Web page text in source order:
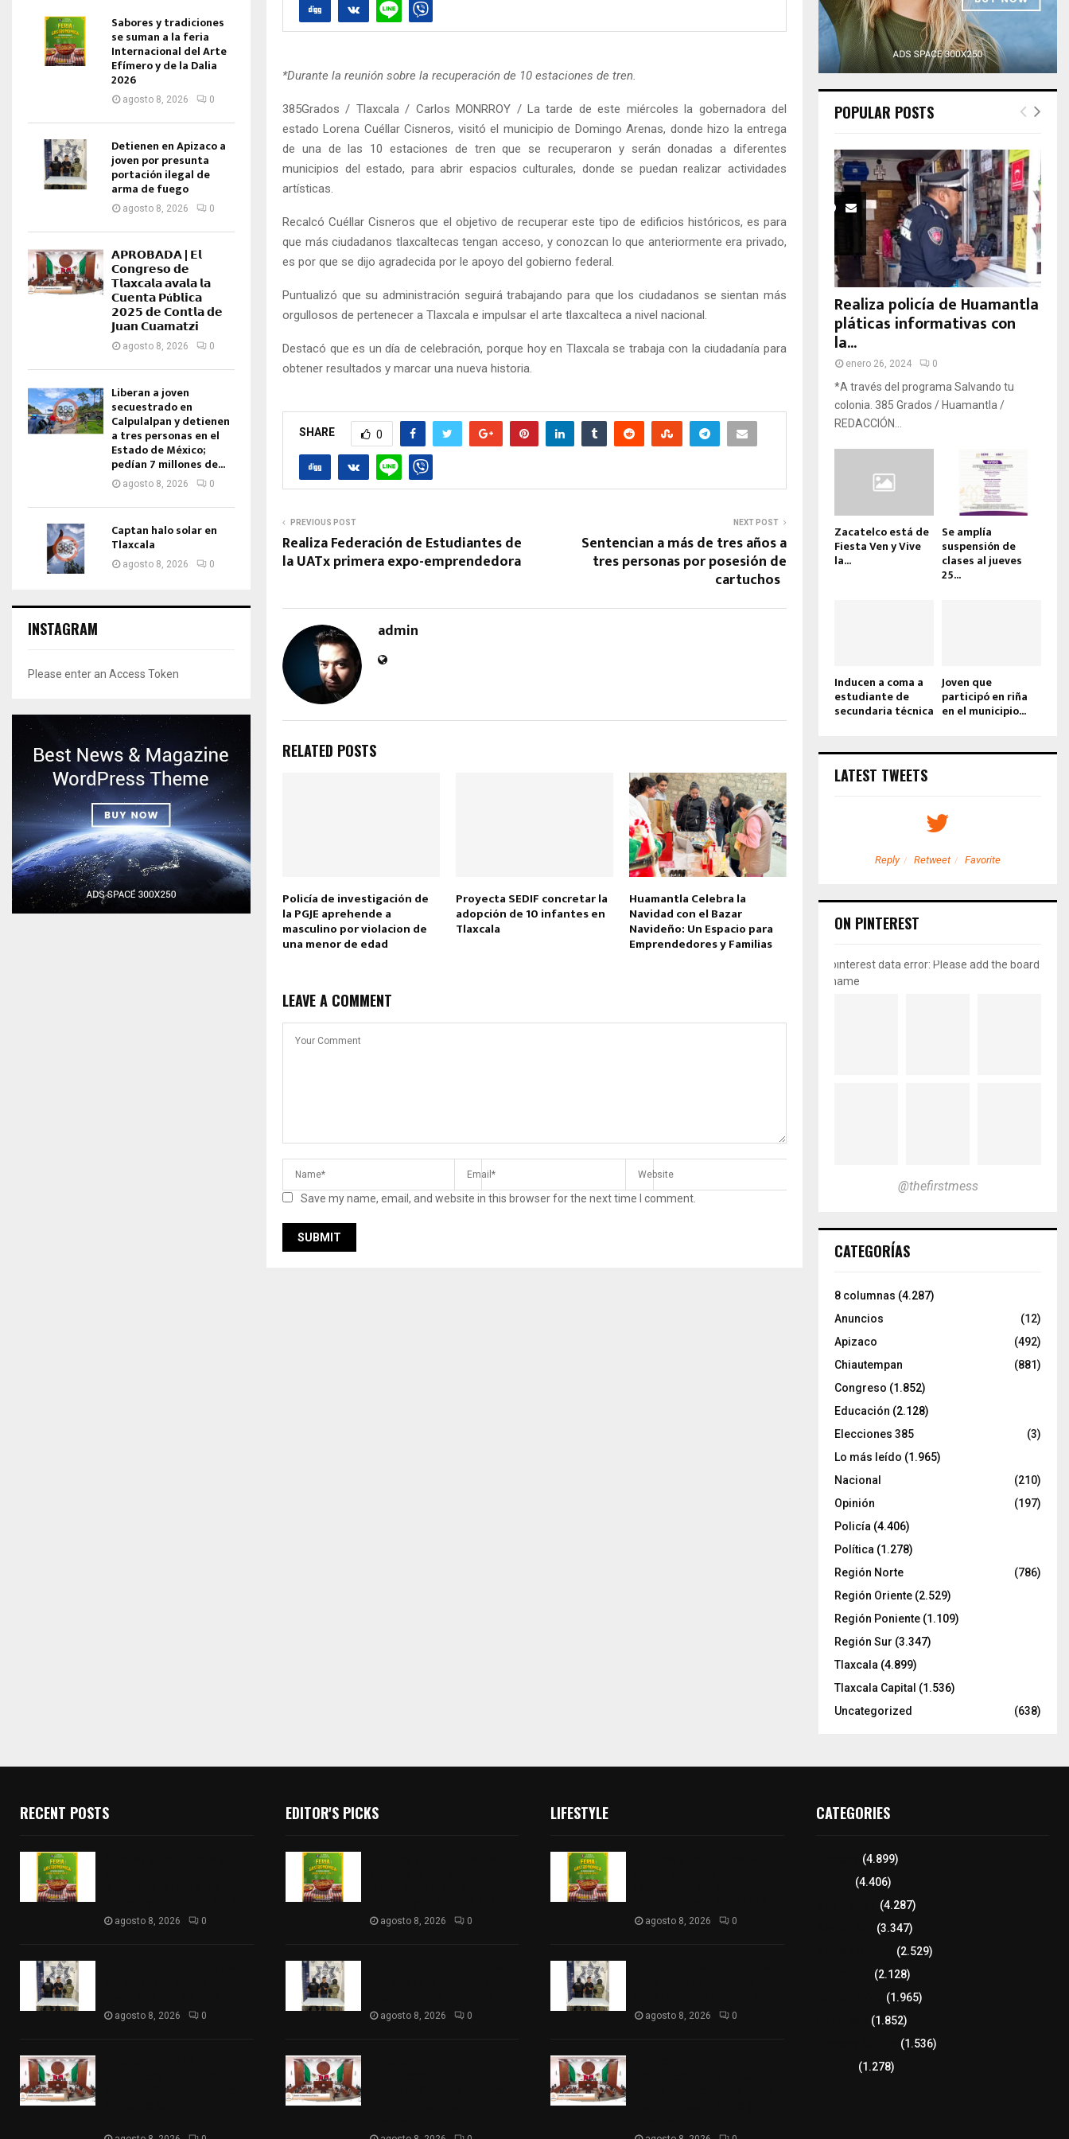
*Durante la reunión sobre la recuperación de 10 estaciones de tren.
385Grados / Tlaxcala / Carlos MONRROY / La tarde de este miércoles la gobernadora del
estado Lorena Cuéllar Cisneros, visitó el municipio de Domingo Arenas, donde hizo la entrega
de una de las 10 estaciones de tren que se recuperaron y serán donadas a diferentes
municipios del estado, para abrir espacios culturales, donde se puedan realizar actividades
artísticas.
Recalcó Cuéllar Cisneros que el objetivo de recuperar este tipo de edificios históricos, es para
que más ciudadanos tlaxcaltecas tengan acceso, y conozcan lo que anteriormente era privado,
es por que se dijo agradecida por le apoyo del gobierno federal.
Puntualizó que su administración seguirá trabajando para que los ciudadanos se sientan más
orgullosos de pertenecer a Tlaxcala e impulsar el arte tlaxcalteca a nivel nacional.
Destacó que es un día de celebración, porque hoy en Tlaxcala se trabaja con la ciudadanía para
obtener resultados y marcar una nueva historia.
SHARE 0
PREVIOUS POST
Realiza Federación de Estudiantes de
la UATx primera expo-emprendedora
NEXT POST
Sentencian a más de tres años a
tres personas por posesión de
cartuchos
admin
RELATED POSTS
Policía de investigación de
la PGJE aprehende a
masculino por violacion de
una menor de edad
Proyecta SEDIF concretar la
adopción de 10 infantes en
Tlaxcala
Huamantla Celebra la
Navidad con el Bazar
Navideño: Un Espacio para
Emprendedores y Familias
LEAVE A COMMENT
Save my name, email, and website in this browser for the next time I comment.
Sabores y tradiciones
se suman a la feria
Internacional del Arte
Efímero y de la Dalia
2026
agosto 8, 2026 0
Detienen en Apizaco a
joven por presunta
portación ilegal de
arma de fuego
agosto 8, 2026 0
𝗔𝗣𝗥𝗢𝗕𝗔𝗗𝗔 | 𝗘𝗹
𝗖𝗼𝗻𝗴𝗿𝗲𝘀𝗼 𝗱𝗲
𝗧𝗹𝗮𝘅𝗰𝗮𝗹𝗮 𝗮𝘃𝗮𝗹𝗮 𝗹𝗮
𝗖𝘂𝗲𝗻𝘁𝗮 𝗣ú𝗯𝗹𝗶𝗰𝗮
𝟮𝟬𝟮𝟱 𝗱𝗲 𝗖𝗼𝗻𝘁𝗹𝗮 𝗱𝗲
𝗝𝘂𝗮𝗻 𝗖𝘂𝗮𝗺𝗮𝘁𝘇𝗶
agosto 8, 2026 0
Liberan a joven
secuestrado en
Calpulalpan y detienen
a tres personas en el
Estado de México;
pedían 7 millones de...
agosto 8, 2026 0
Captan halo solar en
Tlaxcala
agosto 8, 2026 0
INSTAGRAM
Please enter an Access Token
POPULAR POSTS
Realiza policía de Huamantla
pláticas informativas con
la...
enero 26, 2024 0
*A través del programa Salvando tu
colonia. 385 Grados / Huamantla /
REDACCIÓN...
Zacatelco está de
Fiesta Ven y Vive
la...
Se amplía
suspensión de
clases al jueves
25...
Inducen a coma a
estudiante de
secundaria técnica
Joven que
participó en riña
en el municipio...
LATEST TWEETS
Reply Retweet Favorite Reply Retweet Favorite
ON PINTEREST
pinterest data error: Please add the board
name
@thefirstmess
CATEGORÍAS
8 columnas (4.287)
Anuncios
(12)
Apizaco
(492)
Chiautempan
(881)
Congreso (1.852)
Educación (2.128)
Elecciones 385
(3)
Lo más leído (1.965)
Nacional
(210)
Opinión
(197)
Policía (4.406)
Política (1.278)
Región Norte
(786)
Región Oriente (2.529)
Región Poniente (1.109)
Región Sur (3.347)
Tlaxcala (4.899)
Tlaxcala Capital (1.536)
Uncategorized
(638)
RECENT POSTS
agosto 8, 2026 0
agosto 8, 2026 0
EDITOR'S PICKS
agosto 8, 2026 0
agosto 8, 2026 0
LIFESTYLE
agosto 8, 2026 0
agosto 8, 2026 0
CATEGORIES
(4.899)
(4.406)
(4.287)
(3.347)
(2.529)
(2.128)
(1.965)
(1.852)
(1.536)
(1.278)